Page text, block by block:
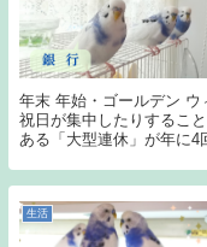
年末 年始・ゴールデン
祝日が集中したりするこ
ある「大型連休」が年に4
生活